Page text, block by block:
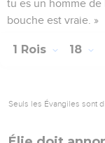
quinzaine de litres.
33 Il arrangea le
plaça sur le bois.
deuxième fois. » Et
fois.